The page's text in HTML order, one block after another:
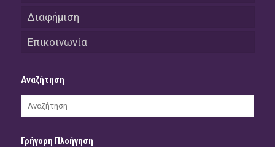
Διαφήμιση
Επικοινωνία
Αναζήτηση
Γρήγορη Πλοήγηση